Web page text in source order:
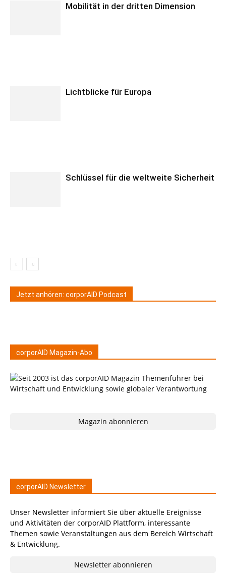
Mobilität in der dritten Dimension
Lichtblicke für Europa
Schlüssel für die weltweite Sicherheit
Jetzt anhören: corporAID Podcast
corporAID Magazin-Abo
Magazin abonnieren
corporAID Newsletter
Unser Newsletter informiert Sie über aktuelle Ereignisse
und Aktivitäten der corporAID Plattform, interessante
Themen sowie Veranstaltungen aus dem Bereich Wirtschaft
& Entwicklung.
Newsletter abonnieren